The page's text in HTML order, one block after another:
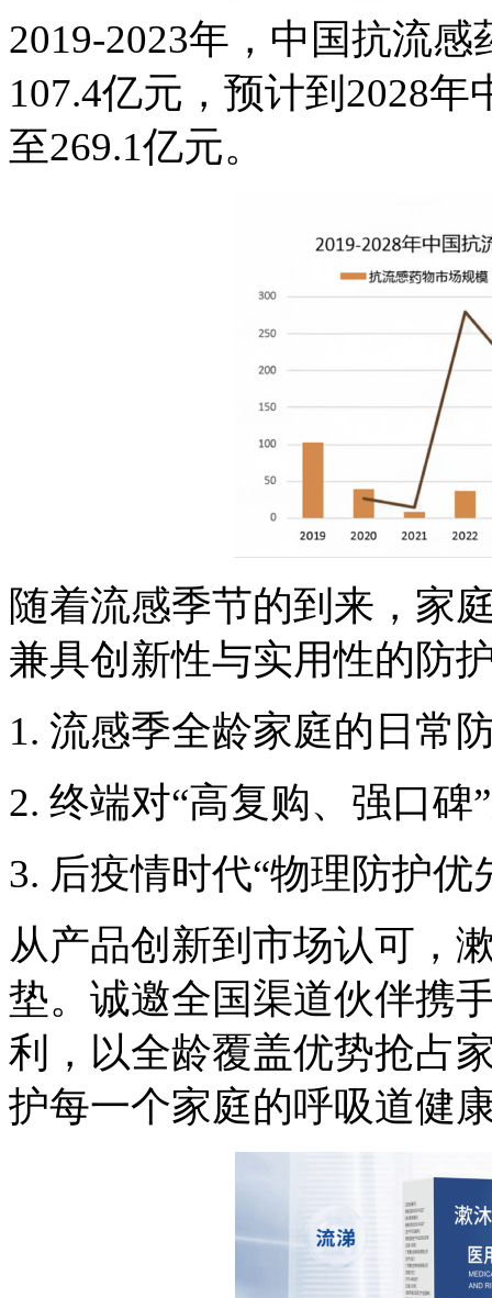
2019-2023年，中国抗流
107.4亿元，预计到2028
至269.1亿元。
随着流感季节的到来，家
兼具创新性与实用性的防
1. 流感季全龄家庭的日常
2. 终端对“高复购、强口碑
3. 后疫情时代“物理防护优
从产品创新到市场认可，
垫。诚邀全国渠道伙伴携
利
， 以全龄覆盖优势抢占
护每一个家庭的呼吸道健